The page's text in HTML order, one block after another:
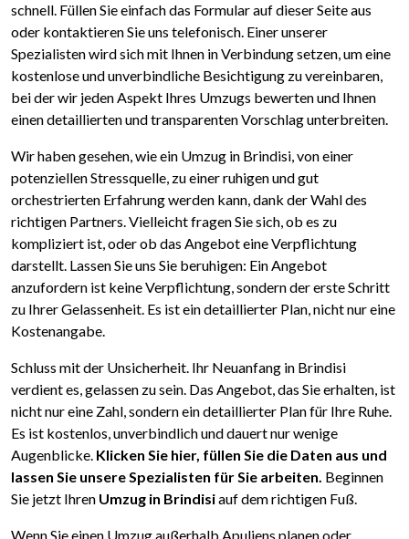
schnell. Füllen Sie einfach das Formular auf dieser Seite aus
oder kontaktieren Sie uns telefonisch. Einer unserer
Spezialisten wird sich mit Ihnen in Verbindung setzen, um eine
kostenlose und unverbindliche Besichtigung zu vereinbaren,
bei der wir jeden Aspekt Ihres Umzugs bewerten und Ihnen
einen detaillierten und transparenten Vorschlag unterbreiten.
Wir haben gesehen, wie ein Umzug in Brindisi, von einer
potenziellen Stressquelle, zu einer ruhigen und gut
orchestrierten Erfahrung werden kann, dank der Wahl des
richtigen Partners. Vielleicht fragen Sie sich, ob es zu
kompliziert ist, oder ob das Angebot eine Verpflichtung
darstellt. Lassen Sie uns Sie beruhigen: Ein Angebot
anzufordern ist keine Verpflichtung, sondern der erste Schritt
zu Ihrer Gelassenheit. Es ist ein detaillierter Plan, nicht nur eine
Kostenangabe.
Schluss mit der Unsicherheit. Ihr Neuanfang in Brindisi
verdient es, gelassen zu sein. Das Angebot, das Sie erhalten, ist
nicht nur eine Zahl, sondern ein detaillierter Plan für Ihre Ruhe.
Es ist kostenlos, unverbindlich und dauert nur wenige
Augenblicke. Klicken Sie hier, füllen Sie die Daten aus und
lassen Sie unsere Spezialisten für Sie arbeiten. Beginnen
Sie jetzt Ihren Umzug in Brindisiauf dem richtigen Fuß.
Wenn Sie einen Umzug außerhalb Apuliens planen oder